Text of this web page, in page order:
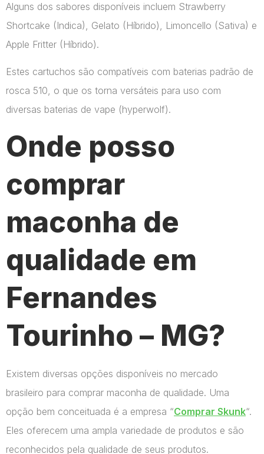
Alguns dos sabores disponíveis incluem Strawberry
Shortcake (Indica), Gelato (Híbrido), Limoncello (Sativa) e
Apple Fritter (Híbrido).
Estes cartuchos são compatíveis com baterias padrão de
rosca 510, o que os torna versáteis para uso com
diversas baterias de vape​ (hyperwolf)​.
Onde posso
comprar
maconha de
qualidade em
Fernandes
Tourinho – MG?
Existem diversas opções disponíveis no mercado
brasileiro para comprar maconha de qualidade. Uma
opção bem conceituada é a empresa “Comprar Skunk“.
Eles oferecem uma ampla variedade de produtos e são
reconhecidos pela qualidade de seus produtos.